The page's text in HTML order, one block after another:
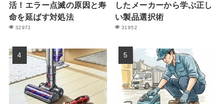
活！エラー点滅の原因と寿
命を延ばす対処法
32971
したメーカーから学ぶ正し
い製品選択術
31952